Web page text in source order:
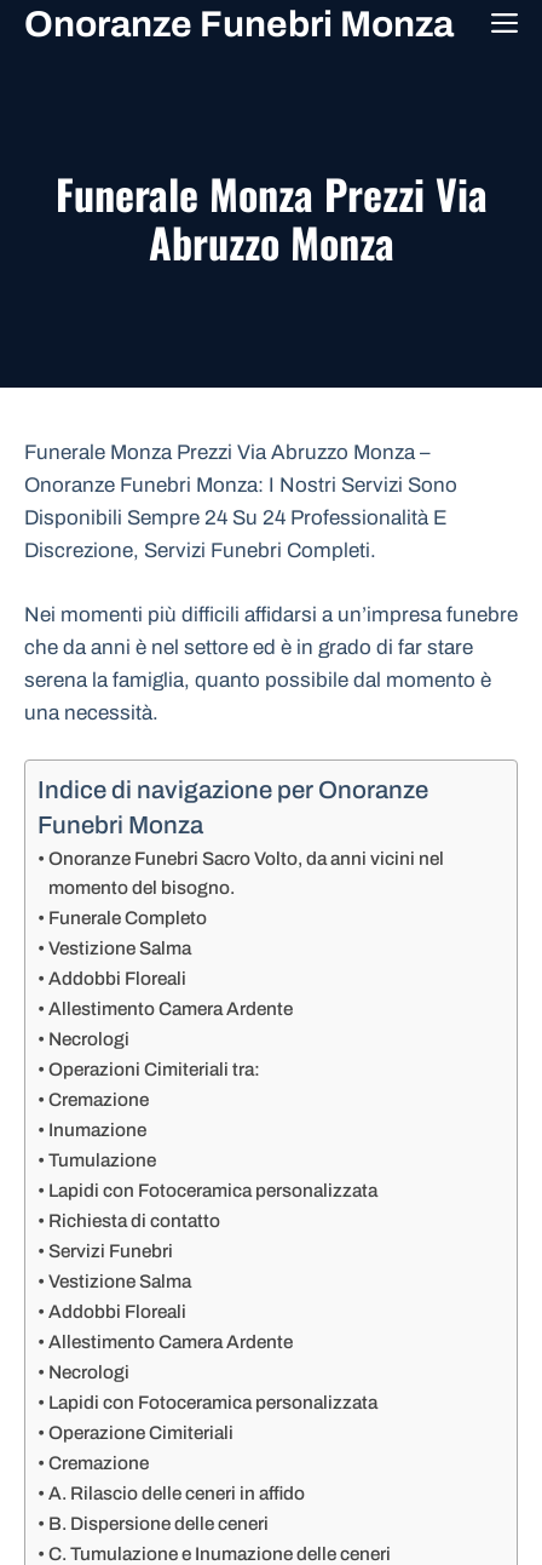
VaiOnoranze Funebri Monza
Funerale Monza Prezzi Via
Abruzzo Monza
Funerale Monza Prezzi Via Abruzzo Monza –
Onoranze Funebri Monza: I Nostri Servizi Sono
Disponibili Sempre 24 Su 24 Professionalità E
Discrezione, Servizi Funebri Completi.
Nei momenti più difficili affidarsi a un’impresa funebre
che da anni è nel settore ed è in grado di far stare
serena la famiglia, quanto possibile dal momento è
una necessità.
Indice di navigazione per Onoranze
Funebri Monza
Onoranze Funebri Sacro Volto, da anni vicini nel
momento del bisogno.
Funerale Completo
Vestizione Salma
Addobbi Floreali
Allestimento Camera Ardente
Necrologi
Operazioni Cimiteriali tra:
Cremazione
Inumazione
Tumulazione
Lapidi con Fotoceramica personalizzata
Richiesta di contatto
Servizi Funebri
Vestizione Salma
Addobbi Floreali
Allestimento Camera Ardente
Necrologi
Lapidi con Fotoceramica personalizzata
Operazione Cimiteriali
Cremazione
A. Rilascio delle ceneri in affido
B. Dispersione delle ceneri
C. Tumulazione e Inumazione delle ceneri